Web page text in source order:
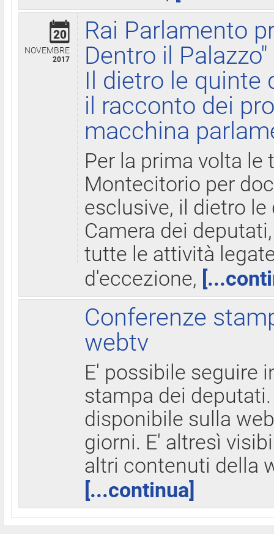
20
NOVEMBRE
2017
Rai Parlamento
Dentro il Palazzo"
Il dietro le quinte
il racconto dei
macchina
Per la prima volta le
Montecitorio per
esclusive, il dietro
Camera dei
tutte le attività
d'eccezione,
Conferenze
webtv
E' possibile seguire
stampa dei
disponibile sulla
giorni. E' altresì
altri contenuti della
[...continua]